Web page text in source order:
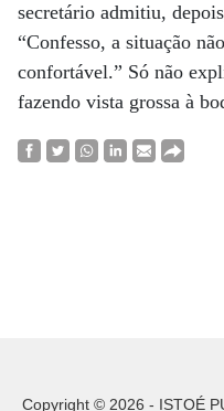
secretário admitiu,
“Confesso, a situação
confortável.” Só não
fazendo vista grossa à
Copyright © 2026 - ISTOÉ